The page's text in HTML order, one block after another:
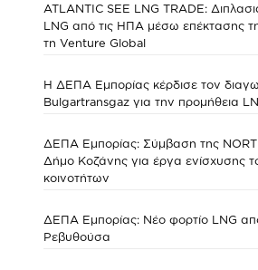
ATLANTIC SEE LNG TRADE:
LNG από τις ΗΠΑ μέσω επέκτασης
τη Venture Global
Η ΔΕΠΑ Εμπορίας κέρδισε τον
Bulgartransgaz για την προμήθεια
ΔΕΠΑ Εμπορίας: Σύμβαση της
Δήμο Κοζάνης για έργα ενίσχυσης
κοινοτήτων
ΔΕΠΑ Εμπορίας: Νέο φορτίο LNG
Ρεβυθούσα